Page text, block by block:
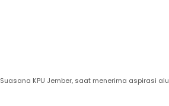
Suasana KPU Jember, saat menerima aspirasi